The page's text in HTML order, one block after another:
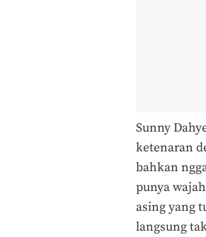
Sunny
ketenaran
bahkan
punya
asing yang
langsung